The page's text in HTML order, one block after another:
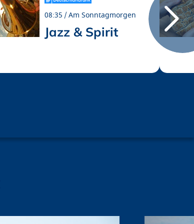
08:35 Am Sonntagmorgen
Jazz & Spirit